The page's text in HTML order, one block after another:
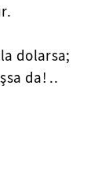
dolarsa;
da! ..